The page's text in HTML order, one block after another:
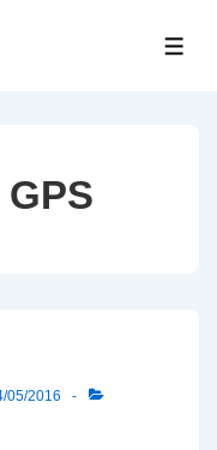
GPS
05/2016